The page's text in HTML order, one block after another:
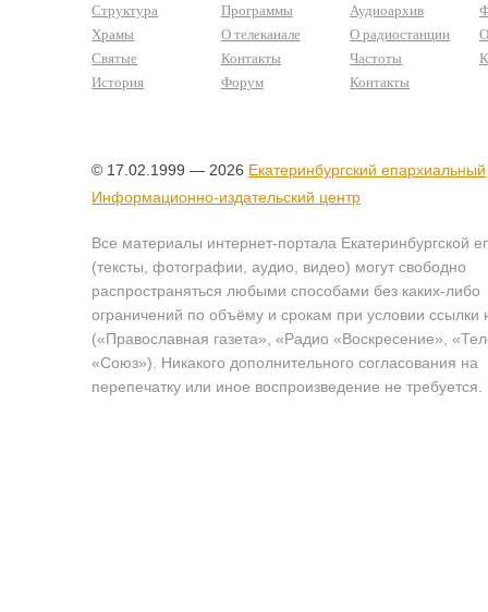
Структура
Храмы
Святые
История
Программы
О телеканале
Контакты
Форум
Аудиоархив
О радиостанции
Частоты
Контакты
© 17.02.1999 — 2026 Екатеринбургский епархиальный
Информационно-издательский центр
Все материалы интернет-портала Екатеринбургской
(тексты, фотографии, аудио, видео) могут свободно
распространяться любыми способами без каких-либо
ограничений по объёму и срокам при условии ссылки
(«Православная газета», «Радио «Воскресение»,
«Союз»). Никакого дополнительного согласования на
перепечатку или иное воспроизведение не требуется.